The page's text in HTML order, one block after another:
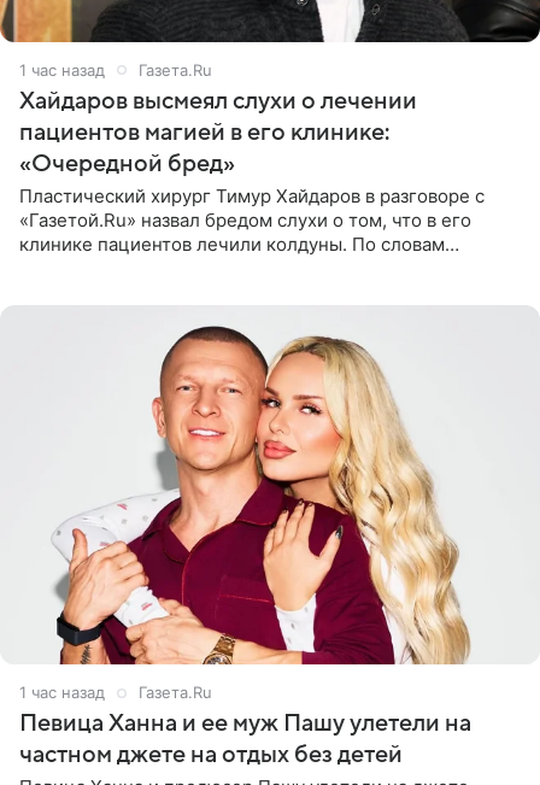
1 час назад Газета.Ru
Хайдаров высмеял слухи о лечении
пациентов магией в его клинике:
«Очередной бред»
Пластический хирург Тимур Хайдаров в разговоре с
«Газетой.Ru» назвал бредом слухи о том, что в его
клинике пациентов лечили колдуны. По словам
1 час назад Газета.Ru
Певица Ханна и ее муж Пашу улетели на
частном джете на отдых без детей